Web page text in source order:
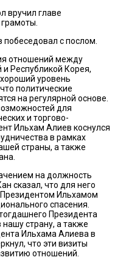
вручил главе
с послом.
отношений между
Республикой Корея,
уровень
политические
на регулярной основе.
для
и торгово-
Ильхам Алиев коснулся
в рамках
страны, а также
на должность
сказал, что для него
Ильхамом
спасения.
Президента
страну, а также
Ильхама Алиева в
что эти визиты
отношений.